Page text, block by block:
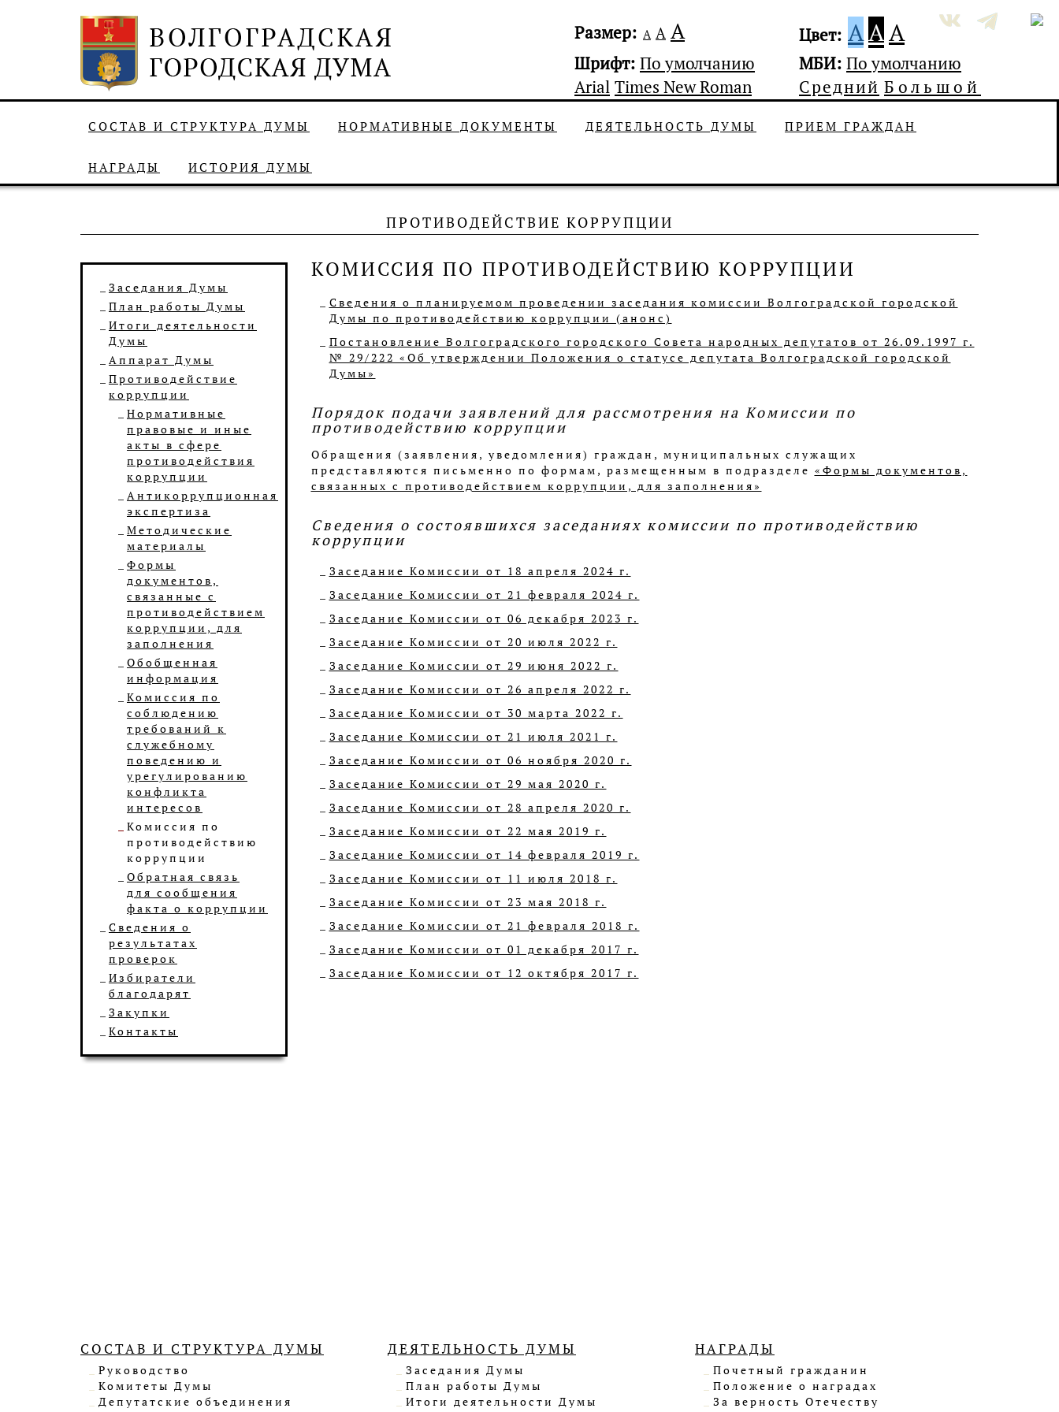
Размер: А А А Цвет: AAA
Шрифт: По умолчанию
Arial Times New Roman
МБИ: По умолчанию
Средний Большой
СОСТАВ И СТРУКТУРА ДУМЫ НОРМАТИВНЫЕ ДОКУМЕНТЫ ДЕЯТЕЛЬНОСТЬ ДУМЫ ПРИЕМ ГРАЖДАН
НАГРАДЫ ИСТОРИЯ ДУМЫ
ПРОТИВОДЕЙСТВИЕ КОРРУПЦИИ
Заседания Думы
План работы Думы
Итоги деятельности
Думы
Аппарат Думы
Противодействие
коррупции
Нормативные
правовые и иные
акты в сфере
противодействия
коррупции
Антикоррупционная
экспертиза
Методические
материалы
Формы
документов,
связанные с
противодействием
коррупции, для
заполнения
Обобщенная
информация
Комиссия по
соблюдению
требований к
служебному
поведению и
урегулированию
конфликта
интересов
Комиссия по
противодействию
коррупции
Обратная связь
для сообщения
факта о коррупции
Сведения о
результатах
проверок
Избиратели
благодарят
Закупки
Контакты
КОМИССИЯ ПО ПРОТИВОДЕЙСТВИЮ КОРРУПЦИИ
Сведения о планируемом проведении заседания комиссии Волгоградской городской
Думы по противодействию коррупции (анонс)
Постановление Волгоградского городского Совета народных депутатов от 26.09.1997 г.
№ 29/222 «Об утверждении Положения о статусе депутата Волгоградской городской
Думы»
Порядок подачи заявлений для рассмотрения на Комиссии по
противодействию коррупции
Обращения (заявления, уведомления) граждан, муниципальных служащих
представляются письменно по формам, размещенным в подразделе «Формы документов,
связанных с противодействием коррупции, для заполнения»
Сведения о состоявшихся заседаниях комиссии по противодействию
коррупции
Заседание Комиссии от 18 апреля 2024 г.
Заседание Комиссии от 21 февраля 2024 г.
Заседание Комиссии от 06 декабря 2023 г.
Заседание Комиссии от 20 июля 2022 г.
Заседание Комиссии от 29 июня 2022 г.
Заседание Комиссии от 26 апреля 2022 г.
Заседание Комиссии от 30 марта 2022 г.
Заседание Комиссии от 21 июля 2021 г.
Заседание Комиссии от 06 ноября 2020 г.
Заседание Комиссии от 29 мая 2020 г.
Заседание Комиссии от 28 апреля 2020 г.
Заседание Комиссии от 22 мая 2019 г.
Заседание Комиссии от 14 февраля 2019 г.
Заседание Комиссии от 11 июля 2018 г.
Заседание Комиссии от 23 мая 2018 г.
Заседание Комиссии от 21 февраля 2018 г.
Заседание Комиссии от 01 декабря 2017 г.
Заседание Комиссии от 12 октября 2017 г.
СОСТАВ И СТРУКТУРА ДУМЫ
Руководство
Комитеты Думы
Депутатские объединения
ДЕЯТЕЛЬНОСТЬ ДУМЫ
Заседания Думы
План работы Думы
Итоги деятельности Думы
НАГРАДЫ
Почетный гражданин
Положение о наградах
За верность Отечеству